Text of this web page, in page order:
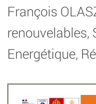
François
renouvelables,
Energétique,